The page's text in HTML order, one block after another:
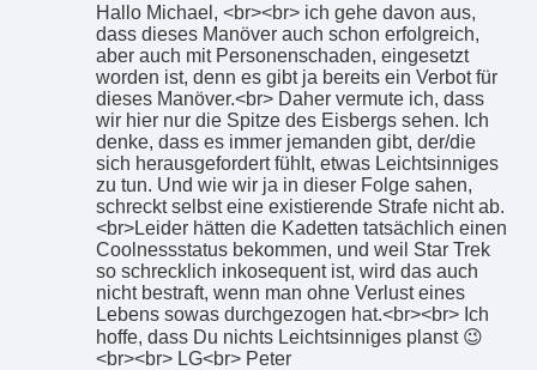
Hallo Michael, <br><br> ich gehe davon aus,
dass dieses Manöver auch schon erfolgreich,
aber auch mit Personenschaden, eingesetzt
worden ist, denn es gibt ja bereits ein Verbot für
dieses Manöver.<br> Daher vermute ich, dass
wir hier nur die Spitze des Eisbergs sehen. Ich
denke, dass es immer jemanden gibt, der/die
sich herausgefordert fühlt, etwas Leichtsinniges
zu tun. Und wie wir ja in dieser Folge sahen,
schreckt selbst eine existierende Strafe nicht ab.
<br>Leider hätten die Kadetten tatsächlich einen
Coolnessstatus bekommen, und weil Star Trek
so schrecklich inkosequent ist, wird das auch
nicht bestraft, wenn man ohne Verlust eines
Lebens sowas durchgezogen hat.<br><br> Ich
hoffe, dass Du nichts Leichtsinniges planst 😉
<br><br> LG<br> Peter